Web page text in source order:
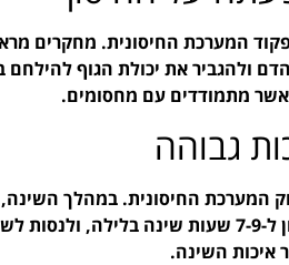
המערכת החיסונית. מחקרים
ולהגביר את יכולת הגוף
מתמודדים עם מחסומים.
גבוהה
המערכת החיסונית. במהלך
תהליכים חיוניים לחיסון. מומלץ לכוון ל-7-9
איכות השינה.